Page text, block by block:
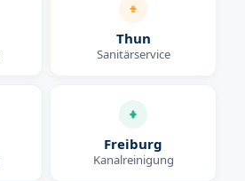
Thun
Sanitärservice
Freiburg
Kanalreinigung